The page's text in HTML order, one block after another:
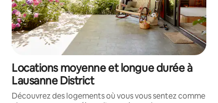
Locations moyenne et longue durée à
Lausanne District
Découvrez des logements où vous vous sentez comme